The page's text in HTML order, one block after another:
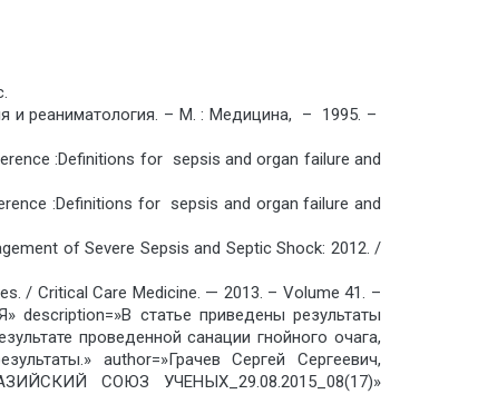
и реаниматология. – М. : Медицина, – 1995. –
:Definitions for sepsis and organ failure and
:Definitions for sepsis and organ failure and
of Severe Sepsis and Septic Shock: 2012. /
/ Critical Care Medicine. — 2013. – Volume 41. –
статье приведены результаты
проведенной санации гнойного очага,
author=»Грачев Сергей Сергеевич,
СОЮЗ УЧЕНЫХ_29.08.2015_08(17)»